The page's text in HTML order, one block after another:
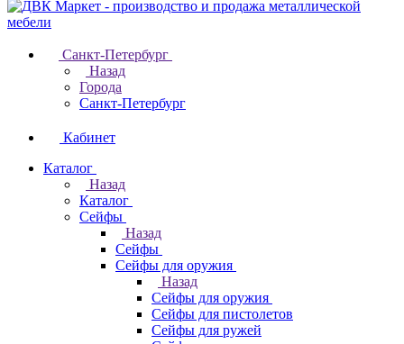
Санкт-Петербург
Назад
Города
Санкт-Петербург
Кабинет
Каталог
Назад
Каталог
Cейфы
Назад
Cейфы
Cейфы для оружия
Назад
Cейфы для оружия
Сейфы для пистолетов
Сейфы для ружей